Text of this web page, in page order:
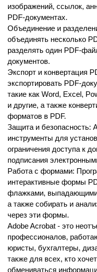
изображений, ссылок,
PDF-документах.
Объединение и
объединять несколько
разделять один PDF-
документов.
Экспорт и конвертация
экспортировать PDF-
такие как Word, Excel,
и другие, а также
форматов в PDF.
Защита и безопасность:
инструменты для
ограничения доступа к
подписания
Работа с формами:
интерактивные формы
флажками, выпадающими
а также собирать и
через эти формы.
Adobe Acrobat - это
профессионалов,
юристы, бухгалтеры,
также для всех, кто
обмениваться